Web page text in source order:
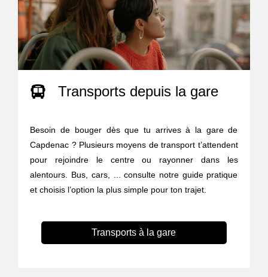
Transports depuis la gare
Besoin de bouger dès que tu arrives à la gare de
Capdenac ? Plusieurs moyens de transport t’attendent
pour rejoindre le centre ou rayonner dans les
alentours. Bus, cars, ... consulte notre guide pratique
et choisis l’option la plus simple pour ton trajet.
Transports à la gare